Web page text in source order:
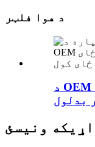
د هوا فلټر
د OEM فلټر اضافي پرزې د هوا
ونیسئ